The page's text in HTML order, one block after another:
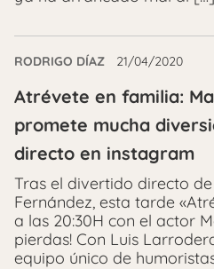
RODRIGO DÍAZ 21/04/2020
Atrévete en familia:
promete mucha
directo en instagram
Tras el divertido directo
Fernández, esta tarde
a las 20:30H con el actor
pierdas! Con Luis
equipo único de